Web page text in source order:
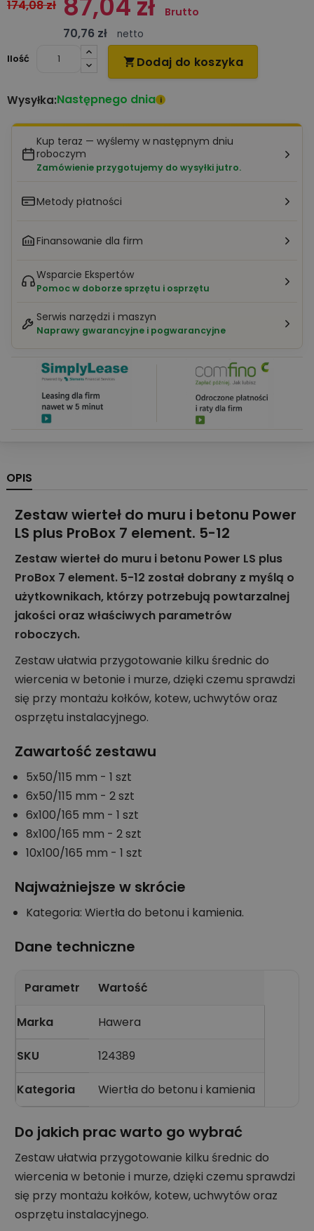
174,08 zł 87,04 zł Brutto
70,76 zł
netto
Ilość
 Dodaj do koszyka
Wysyłka:Następnego dnia i
Kup teraz — wyślemy w następnym dniu
roboczym
Zamówienie przygotujemy do wysyłki jutro.
Metody płatności
Finansowanie dla firm
Wsparcie Ekspertów
Pomoc w doborze sprzętu i osprzętu
Serwis narzędzi i maszyn
Naprawy gwarancyjne i pogwarancyjne
OPIS
Zestaw wierteł do muru i betonu Power
LS plus ProBox 7 element. 5-12
Zestaw wierteł do muru i betonu Power LS plus
ProBox 7 element. 5-12 został dobrany z myślą o
użytkownikach, którzy potrzebują powtarzalnej
jakości oraz właściwych parametrów
roboczych.
Zestaw ułatwia przygotowanie kilku średnic do
wiercenia w betonie i murze, dzięki czemu sprawdzi
się przy montażu kołków, kotew, uchwytów oraz
osprzętu instalacyjnego.
Zawartość zestawu
5x50/115 mm - 1 szt
6x50/115 mm - 2 szt
6x100/165 mm - 1 szt
8x100/165 mm - 2 szt
10x100/165 mm - 1 szt
Najważniejsze w skrócie
Kategoria: Wiertła do betonu i kamienia.
Dane techniczne
Parametr Wartość
Marka Hawera
SKU 124389
Kategoria Wiertła do betonu i kamienia
Do jakich prac warto go wybrać
Zestaw ułatwia przygotowanie kilku średnic do
wiercenia w betonie i murze, dzięki czemu sprawdzi
się przy montażu kołków, kotew, uchwytów oraz
osprzętu instalacyjnego.